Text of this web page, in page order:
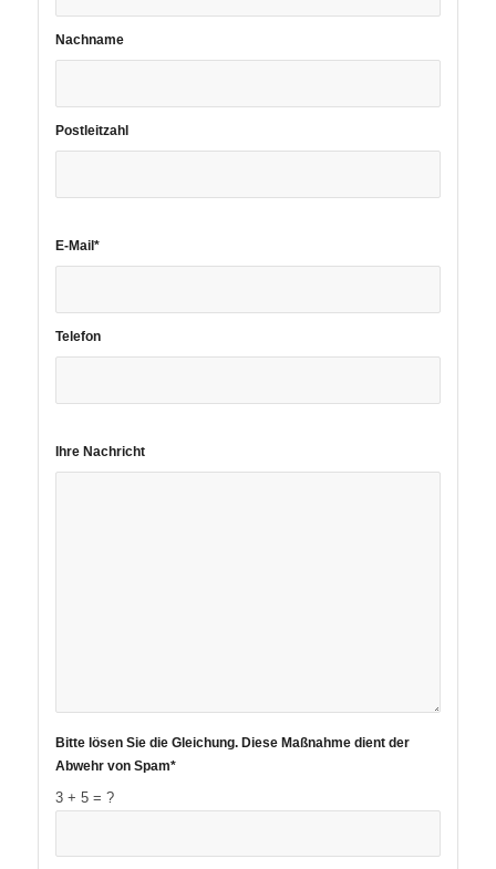
Nachname
Postleitzahl
E-Mail*
Telefon
Ihre Nachricht
Bitte lösen Sie die Gleichung. Diese Maßnahme dient der
Abwehr von Spam*
3 + 5 = ?